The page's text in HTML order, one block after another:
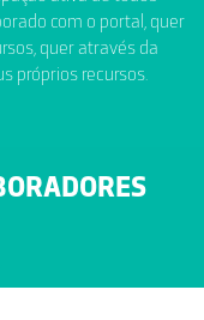
com o portal, quer
quer através da
próprios recursos.